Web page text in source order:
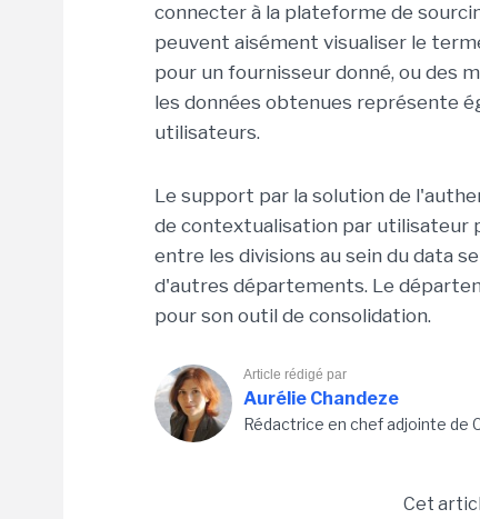
connecter à la plateforme de
peuvent aisément visualiser le
pour un fournisseur donné, ou des
les données obtenues représente
utilisateurs.
Le support par la solution de
de contextualisation par utilisateur
entre les divisions au sein du data
d'autres départements. Le
pour son outil de consolidation.
Article rédigé par
Aurélie Chandeze
Rédactrice en chef adjointe de
Cet